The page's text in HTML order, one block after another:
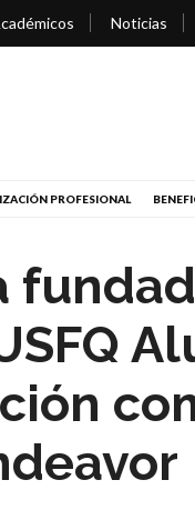
Noticias
PROFESIONAL